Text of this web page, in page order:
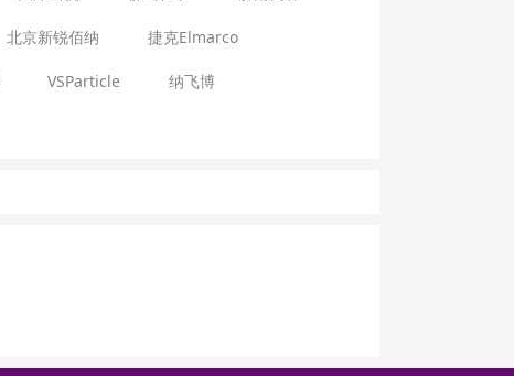
北京新锐佰纳 捷克Elmarco
VSParticle 纳飞博